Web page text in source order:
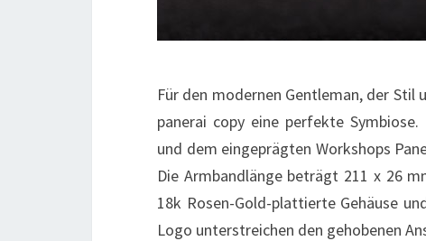
Für den modernen Gentleman, der
panerai copy eine perfekte
und dem eingeprägten Workshops
Die Armbandlänge beträgt 211 x 26
18k Rosen-Gold-plattierte Gehäuse
Logo unterstreichen den gehobenen